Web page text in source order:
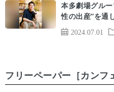
2024.07.01
本多劇場グル
性の出産”を通
フリーペーパー［カンフ